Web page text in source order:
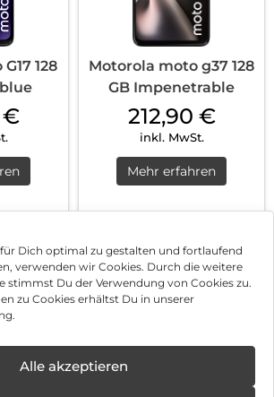
Dich optimal zu gestalten und fortlaufend
verwenden wir Cookies. Durch die weitere
stimmst Du der Verwendung von Cookies zu.
zu Cookies erhältst Du in unserer
Alle akzeptieren
128
€
Motorola moto g37 128
GB Impenetrable
212,90 €
inkl. MwSt.
Mehr erfahren
2 3 4 Nächste